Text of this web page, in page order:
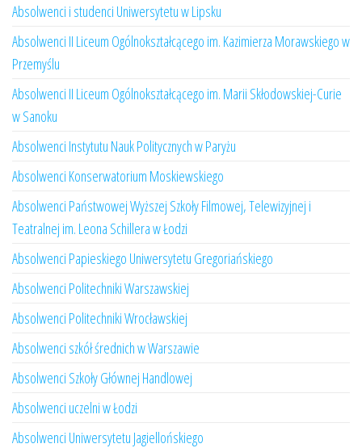
Absolwenci i studenci Uniwersytetu w Lipsku
Absolwenci II Liceum Ogólnokształcącego im. Kazimierza Morawskiego w
Przemyślu
Absolwenci II Liceum Ogólnokształcącego im. Marii Skłodowskiej-Curie
w Sanoku
Absolwenci Instytutu Nauk Politycznych w Paryżu
Absolwenci Konserwatorium Moskiewskiego
Absolwenci Państwowej Wyższej Szkoły Filmowej, Telewizyjnej i
Teatralnej im. Leona Schillera w Łodzi
Absolwenci Papieskiego Uniwersytetu Gregoriańskiego
Absolwenci Politechniki Warszawskiej
Absolwenci Politechniki Wrocławskiej
Absolwenci szkół średnich w Warszawie
Absolwenci Szkoły Głównej Handlowej
Absolwenci uczelni w Łodzi
Absolwenci Uniwersytetu Jagiellońskiego